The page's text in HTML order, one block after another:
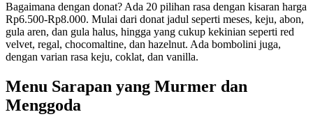
Bagaimana dengan donat? Ada 20 pilihan rasa dengan kisaran harga
Rp6.500-Rp8.000. Mulai dari donat jadul seperti meses, keju, abon,
gula aren, dan gula halus, hingga yang cukup kekinian seperti red
velvet, regal, chocomaltine, dan hazelnut. Ada bombolini juga,
dengan varian rasa keju, coklat, dan vanilla.
Menu Sarapan yang Murmer dan
Menggoda